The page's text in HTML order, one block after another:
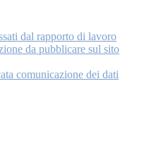
dal rapporto di lavoro
da pubblicare sul sito
comunicazione dei dati